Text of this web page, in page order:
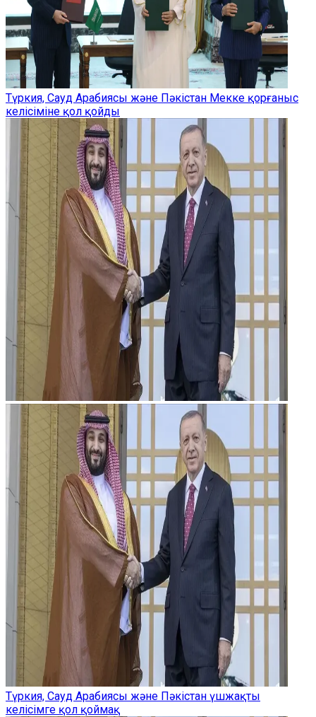
Түркия, Сауд Арабиясы және Пәкістан Мекке қорғаныс
келісіміне қол қойды
Түркия, Сауд Арабиясы және Пәкістан үшжақты
келісімге қол қоймақ